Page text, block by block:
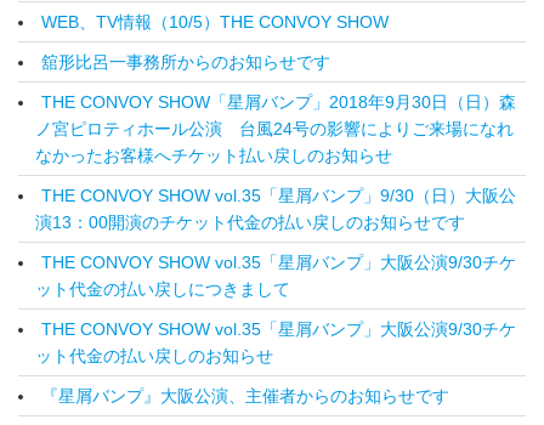
WEB、TV情報（10/5）THE CONVOY SHOW
舘形比呂一事務所からのお知らせです
THE CONVOY SHOW「星屑バンプ」2018年9月30日（日）森
ノ宮ピロティホール公演 台風24号の影響によりご来場になれ
なかったお客様へチケット払い戻しのお知らせ
THE CONVOY SHOW vol.35「星屑バンプ」9/30（日）大阪公
演13：00開演のチケット代金の払い戻しのお知らせです
THE CONVOY SHOW vol.35「星屑バンプ」大阪公演9/30チケ
ット代金の払い戻しにつきまして
THE CONVOY SHOW vol.35「星屑バンプ」大阪公演9/30チケ
ット代金の払い戻しのお知らせ
『星屑バンプ』大阪公演、主催者からのお知らせです